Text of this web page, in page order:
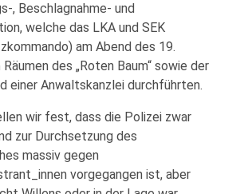
, Beschlagnahme- und
welche das LKA und SEK
am Abend des 19.
Räumen des „Roten Baum“ sowie der
einer Anwaltskanzlei durchführten.
wir fest, dass die Polizei zwar
zur Durchsetzung des
massiv gegen
vorgegangen ist, aber